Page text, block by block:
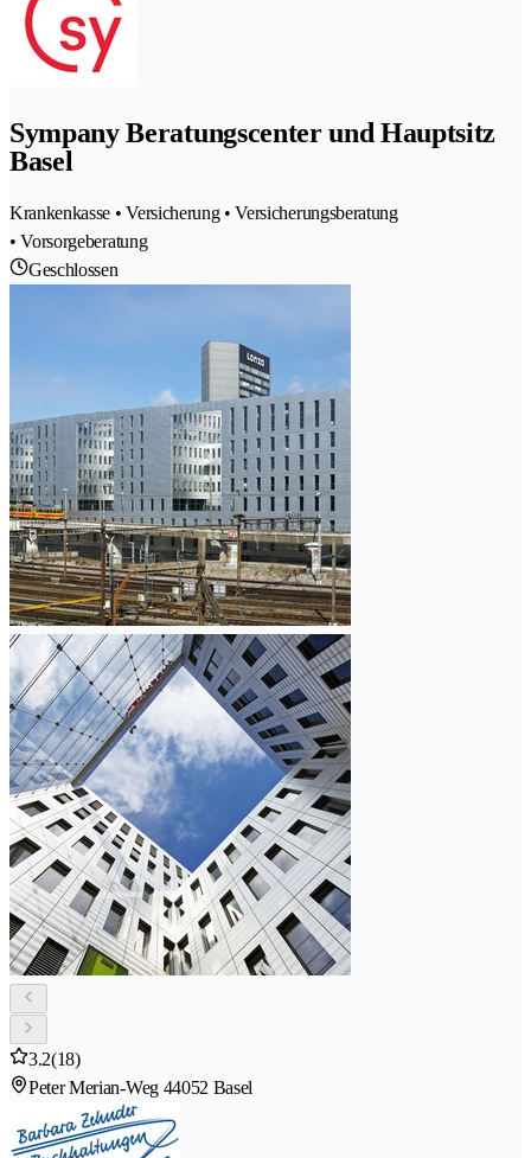
Sympany Beratungscenter und Hauptsitz
Basel
Krankenkasse • Versicherung • Versicherungsberatung
• Vorsorgeberatung
Geschlossen
3.2(18)
Peter Merian-Weg 44052 Basel